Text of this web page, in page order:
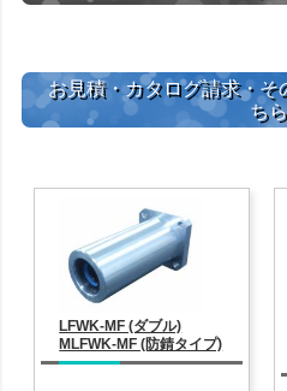
お見積・カタログ請求・そ
ちら
LFWK-MF (ダブル)
MLFWK-MF (防錆タイプ)